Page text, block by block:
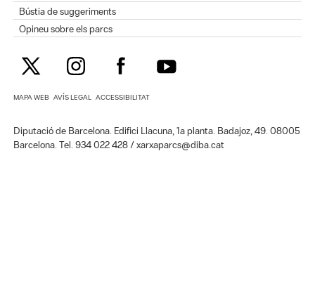
Bústia de suggeriments
Opineu sobre els parcs
MAPA WEB AVÍS LEGAL ACCESSIBILITAT
Diputació de Barcelona. Edifici Llacuna, 1a planta. Badajoz, 49. 08005
Barcelona. Tel. 934 022 428 / xarxaparcs@diba.cat